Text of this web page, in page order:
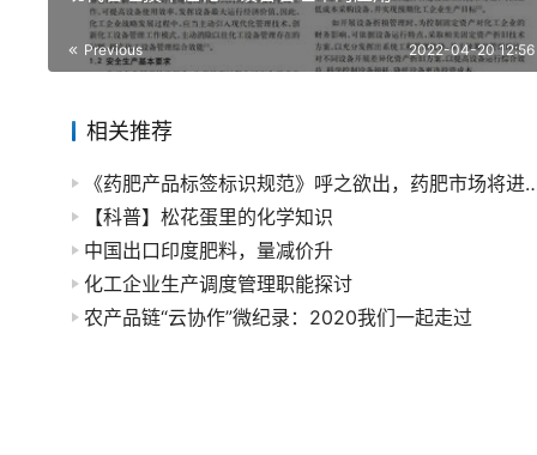
Previous 2022-04-20 12:56
相关推荐
《药肥产品标签标识规范》呼
【科普】松花蛋里的化学知识
中国出口印度肥料，量减价升
化工企业生产调度管理职能探讨
农产品链“云协作”微纪录：2020我们一起走过